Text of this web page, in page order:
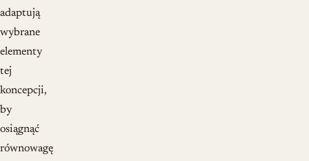
adaptują
wybrane
elementy
tej
koncepcji,
by
osiągnąć
równowagę